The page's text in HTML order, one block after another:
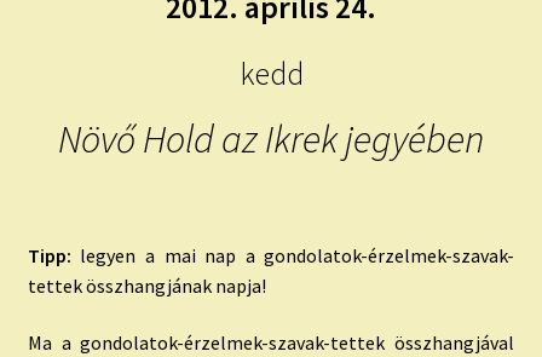
kedd
Növő Hold az Ikrek jegyében
Tipp: legyen a mai nap a gondolatok-érzelmek-szavak-
tettek összhangjának napja!
Ma a gondolatok-érzelmek-szavak-tettek összhangjával